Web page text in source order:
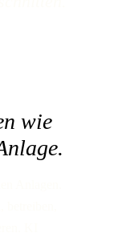
wie